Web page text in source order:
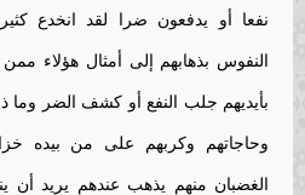
نفعا أو يدفعون ضرا لقد انخدع
النفوس بذهابهم إلى أمثال هؤلاء ممن
بأيديهم جلب النفع أو كشف الضر وما
وحاجاتهم وكربهم على من بيده
الغضبان منهم يذهب عندهم يريد